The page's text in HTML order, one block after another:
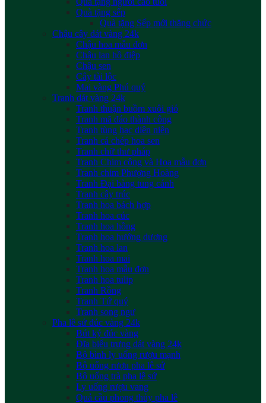
Quà tặng sếp
Quà tặng Sếp mới thăng chức
Chậu cây dát vàng 24k
Chậu hoa mẫu đơn
Chậu lan hồ điệp
Chậu sen
Cây tài lộc
Mai vàng Phú quý
Tranh dát vàng 24k
Tranh thuận buồm xuôi gió
Tranh mã đáo thành công
Tranh tùng hạc diên niên
Tranh cá chép hoa sen
Tranh chữ thư pháp
Tranh Chim công và Hoa mẫu đơn
Tranh chim Phượng Hoàng
Tranh Đại bàng tung cánh
Tranh cây trúc
Tranh hoa bách hợp
Tranh hoa cúc
Tranh hoa hồng
Tranh hoa hướng dương
Tranh hoa lan
Tranh hoa mai
Tranh hoa mẫu đơn
Tranh hoa tulip
Tranh Rồng
Tranh Tứ quý
Tranh song ngư
Pha lê sứ đúc vàng 24k
Bút ký đúc vàng
Đĩa biểu trưng dát vàng 24k
Bộ bình ly uống rượu mạnh
Bộ uống rượu pha lê sứ
Bộ uống trà pha lê sứ
Ly uống rượu vang
Quả cầu phong thủy pha lê